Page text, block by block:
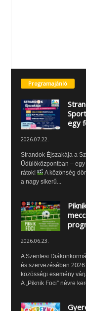
Programajánló
egy
2026.07.22.
Strandok Éjszakája a
Üdülőközpontban –
rátok!
A közönség
a nagy sikerű...
2026.06.23.
A Szentesi
és szervezésében
közösségi esemény
A „Piknik Foci” névre